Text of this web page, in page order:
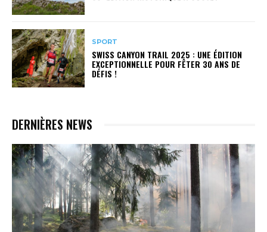
SPORT
SWISS CANYON TRAIL 2025 : UNE ÉDITION
EXCEPTIONNELLE POUR FÊTER 30 ANS DE
DÉFIS !
DERNIÈRES NEWS